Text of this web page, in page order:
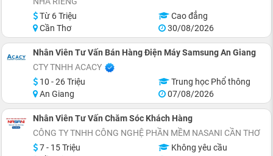
Từ 6 Triệu
Cao đẳng
Cần Thơ
30/08/2026
Nhân Viên Tư Vấn Bán Hàng Điện Máy Samsung An Giang
CTY TNHH ACACY
10 - 26 Triệu
Trung học Phổ thông
An Giang
07/08/2026
Nhân Viên Tư Vấn Chăm Sóc Khách Hàng
CÔNG TY TNHH CÔNG NGHỆ PHẦN MỀM NASANI CẦN THƠ
7 - 15 Triệu
Không yêu cầu